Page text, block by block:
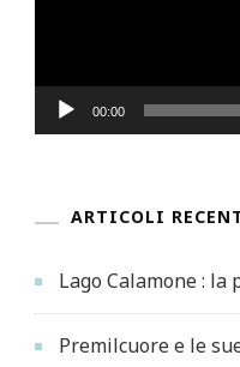
00:00
ARTICOLI
Lago Calamone :
Premilcuore e le